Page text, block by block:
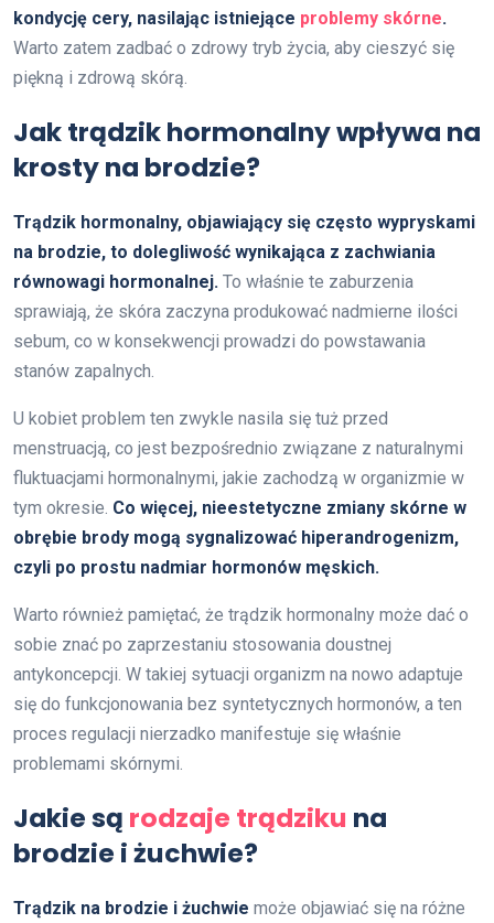
kondycję cery, nasilając istniejące problemy skórne.
Warto zatem zadbać o zdrowy tryb życia, aby cieszyć się
piękną i zdrową skórą.
Jak trądzik hormonalny wpływa na
krosty na brodzie?
Trądzik hormonalny, objawiający się często wypryskami
na brodzie, to dolegliwość wynikająca z zachwiania
równowagi hormonalnej. To właśnie te zaburzenia
sprawiają, że skóra zaczyna produkować nadmierne ilości
sebum, co w konsekwencji prowadzi do powstawania
stanów zapalnych.
U kobiet problem ten zwykle nasila się tuż przed
menstruacją, co jest bezpośrednio związane z naturalnymi
fluktuacjami hormonalnymi, jakie zachodzą w organizmie w
tym okresie. Co więcej, nieestetyczne zmiany skórne w
obrębie brody mogą sygnalizować hiperandrogenizm,
czyli po prostu nadmiar hormonów męskich.
Warto również pamiętać, że trądzik hormonalny może dać o
sobie znać po zaprzestaniu stosowania doustnej
antykoncepcji. W takiej sytuacji organizm na nowo adaptuje
się do funkcjonowania bez syntetycznych hormonów, a ten
proces regulacji nierzadko manifestuje się właśnie
problemami skórnymi.
Jakie są rodzaje trądziku na
brodzie i żuchwie?
Trądzik na brodzie i żuchwie może objawiać się na różne